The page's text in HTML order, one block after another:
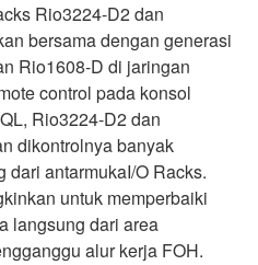
Rio3224-D2 dan
bersama dengan generasi
Rio1608-D di jaringan
control pada konsol
Rio3224-D2 dan
dikontrolnya banyak
dari antarmukaI/O Racks.
untuk memperbaiki
langsung dari area
alur kerja FOH.